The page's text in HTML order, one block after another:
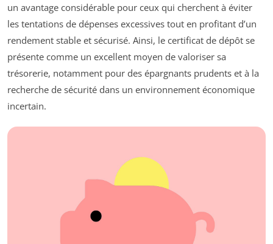
un avantage considérable pour ceux qui cherchent à éviter
les tentations de dépenses excessives tout en profitant d’un
rendement stable et sécurisé. Ainsi, le certificat de dépôt se
présente comme un excellent moyen de valoriser sa
trésorerie, notamment pour des épargnants prudents et à la
recherche de sécurité dans un environnement économique
incertain.